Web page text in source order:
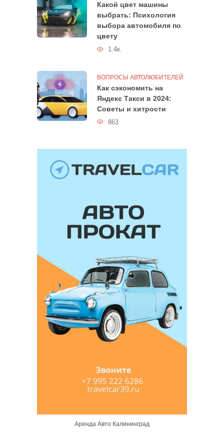
Какой цвет машины
выбрать: Психология
выбора автомобиля по
цвету
1.4к.
ВОПРОСЫ АВТОЛЮБИТЕЛЕЙ
Как сэкономить на
Яндекс Такси в 2024:
Советы и хитрости
863
Аренда Авто Калининград